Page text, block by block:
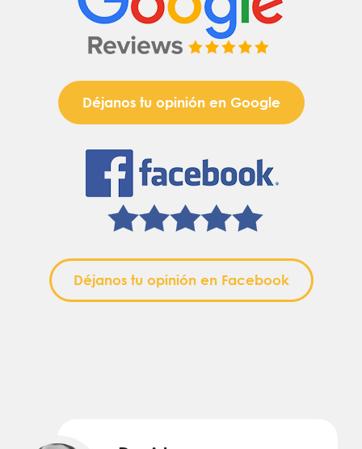
Déjanos tu opinión en Google
Déjanos tu opinión en Facebook